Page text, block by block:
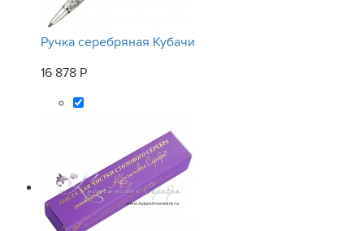
Ручка серебряная Кубачи
16 878 Р